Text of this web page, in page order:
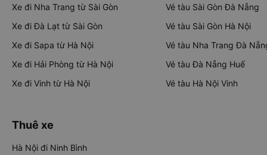
Xe đi Nha Trang từ Sài Gòn
Xe đi Đà Lạt từ Sài Gòn
Xe đi Sapa từ Hà Nội
Xe đi Hải Phòng từ Hà Nội
Xe đi Vinh từ Hà Nội
Vé tàu Sài Gòn Đà Nẵng
Vé tàu Sài Gòn Hà Nội
Vé tàu Nha Trang Đà
Vé tàu Đà Nẵng Huế
Vé tàu Hà Nội Vinh
Thuê xe
Hà Nội đi Ninh Bình